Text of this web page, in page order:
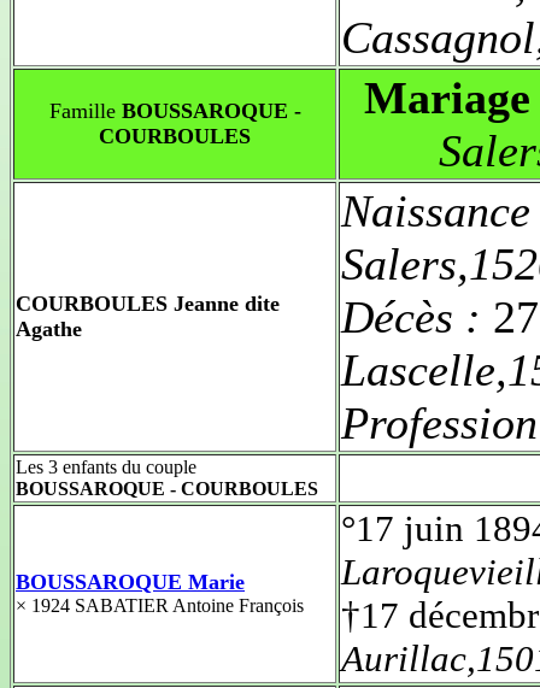
Cassagnol
FamilleBOUSSAROQUE -
COURBOULES
COURBOULES Jeanne dite
Agathe
Décès :
Les 3 enfants du couple
BOUSSAROQUE - COURBOULES
BOUSSAROQUE Marie
× 1924 SABATIER Antoine François
°17 juin
†17